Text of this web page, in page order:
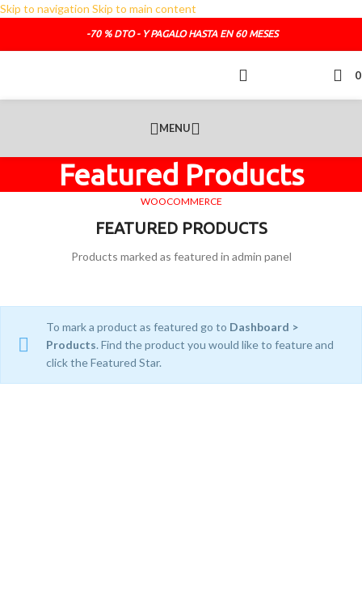
Skip to navigation Skip to main content
TELEFONO DE CONTACTO :
-70 % DTO - Y PAGALO HASTA EN 60 MESES
MENU
Featured Products
WOOCOMMERCE
FEATURED PRODUCTS
Products marked as featured in admin panel
To mark a product as featured go to Dashboard >
Products. Find the product you would like to feature and
click the Featured Star.